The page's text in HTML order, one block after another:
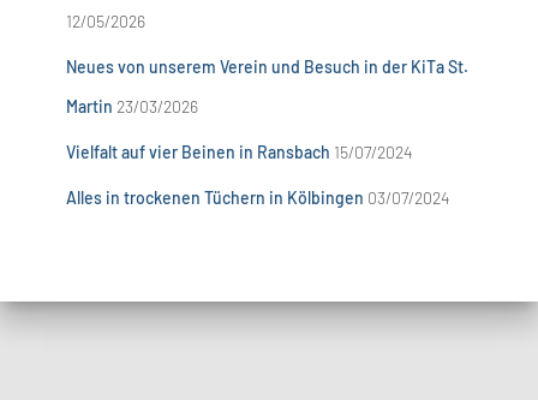
12/05/2026
Neues von unserem Verein und Besuch in der KiTa St.
Martin 23/03/2026
Vielfalt auf vier Beinen in Ransbach 15/07/2024
Alles in trockenen Tüchern in Kölbingen 03/07/2024